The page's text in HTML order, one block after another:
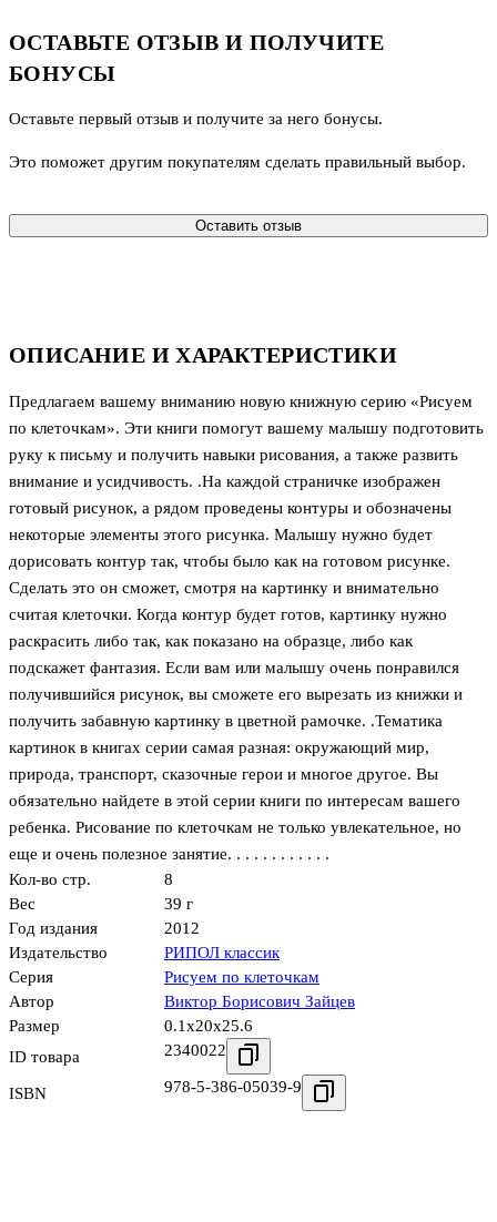
ОПИСАНИЕ И ХАРАКТЕРИСТИКИ
Предлагаем вашему вниманию новую книжную серию «Рисуем
по клеточкам». Эти книги помогут вашему малышу подготовить
руку к письму и получить навыки рисования, а также развить
внимание и усидчивость. .На каждой страничке изображен
готовый рисунок, а рядом проведены контуры и обозначены
некоторые элементы этого рисунка. Малышу нужно будет
дорисовать контур так, чтобы было как на готовом рисунке.
Сделать это он сможет, смотря на картинку и внимательно
считая клеточки. Когда контур будет готов, картинку нужно
раскрасить либо так, как показано на образце, либо как
подскажет фантазия. Если вам или малышу очень понравился
получившийся рисунок, вы сможете его вырезать из книжки и
получить забавную картинку в цветной рамочке. .Тематика
картинок в книгах серии самая разная: окружающий мир,
природа, транспорт, сказочные герои и многое другое. Вы
обязательно найдете в этой серии книги по интересам вашего
ребенка. Рисование по клеточкам не только увлекательное, но
еще и очень полезное занятие. . . . . . . . . . . .
Кол-во стр.
8
Вес
39 г
Год издания
2012
Издательство
РИПОЛ классик
Серия
Рисуем по клеточкам
Автор
Виктор Борисович Зайцев
Размер
0.1x20x25.6
ID товара
2340022
ISBN 978-5-386-05039-9
ОСТАВЬТЕ ОТЗЫВ И ПОЛУЧИТЕ
БОНУСЫ
Оставьте первый отзыв и получите за него бонусы.
Это поможет другим покупателям сделать правильный выбор.
Оставить отзыв